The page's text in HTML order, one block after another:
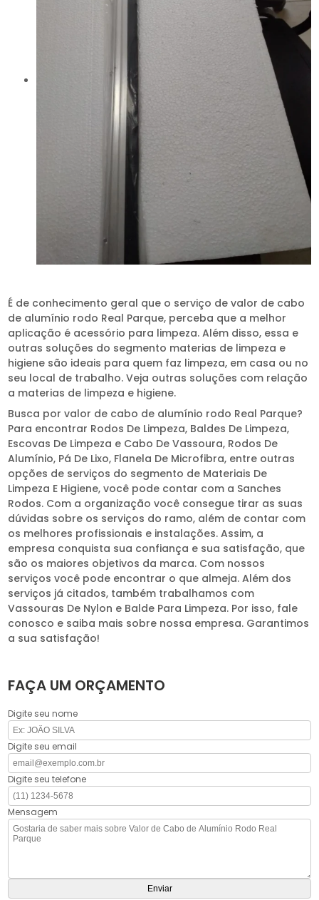
É de conhecimento geral que o serviço de valor de cabo
de alumínio rodo Real Parque, perceba que a melhor
aplicação é acessório para limpeza. Além disso, essa e
outras soluções do segmento materias de limpeza e
higiene são ideais para quem faz limpeza, em casa ou no
seu local de trabalho. Veja outras soluções com relação
a materias de limpeza e higiene.
Busca por valor de cabo de alumínio rodo Real Parque?
Para encontrar Rodos De Limpeza, Baldes De Limpeza,
Escovas De Limpeza e Cabo De Vassoura, Rodos De
Alumínio, Pá De Lixo, Flanela De Microfibra, entre outras
opções de serviços do segmento de Materiais De
Limpeza E Higiene, você pode contar com a Sanches
Rodos. Com a organização você consegue tirar as suas
dúvidas sobre os serviços do ramo, além de contar com
os melhores profissionais e instalações. Assim, a
empresa conquista sua confiança e sua satisfação, que
são os maiores objetivos da marca. Com nossos
serviços você pode encontrar o que almeja. Além dos
serviços já citados, também trabalhamos com
Vassouras De Nylon e Balde Para Limpeza. Por isso, fale
conosco e saiba mais sobre nossa empresa. Garantimos
a sua satisfação!
FAÇA UM ORÇAMENTO
Digite seu nome
Digite seu email
Digite seu telefone
Mensagem